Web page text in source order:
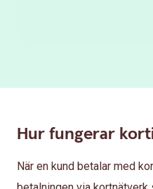
Hur fungerar
När en kund betalar med